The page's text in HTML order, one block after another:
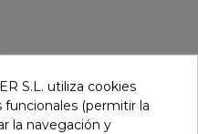
Carrito
S.L. utiliza cookies
funcionales (permitir la
la navegación y